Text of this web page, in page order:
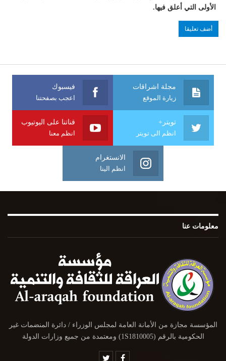
الأولى التي أعلق فيها.
مجلة اشراقات
زيارة الموقع
فيسبوك
اعجب بصفحتنا
تويتر+
انظم الى تويتر
قناتنا على اليوتيوب
انظم معنا
الانستغرام
انظم الينا
معلومات عنا
المؤسسة مجازة من الأمانة العامة لمجلس الوزراء / دائرة المنضمات غير
الحكومية بالرقم (1S1810005) ومعتمدة من جميع وزارات الدولة